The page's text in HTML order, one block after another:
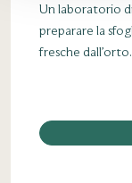
Un laboratorio
preparare la
fresche dall’orto.